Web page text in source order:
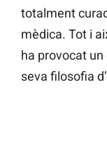
totalment
mèdica. Tot i
ha provocat
seva filosofia